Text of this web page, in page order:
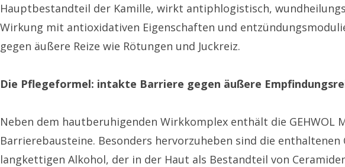
Hauptbestandteil der Kamille, wirkt antiphlogistisch,
Wirkung mit antioxidativen Eigenschaften und
gegen äußere Reize wie Rötungen und Juckreiz.
Die Pflegeformel: intakte Barriere gegen äußere
Neben dem hautberuhigenden Wirkkomplex enthält die
Barrierebausteine. Besonders hervorzuheben sind die
langkettigen Alkohol, der in der Haut als Bestandteil von